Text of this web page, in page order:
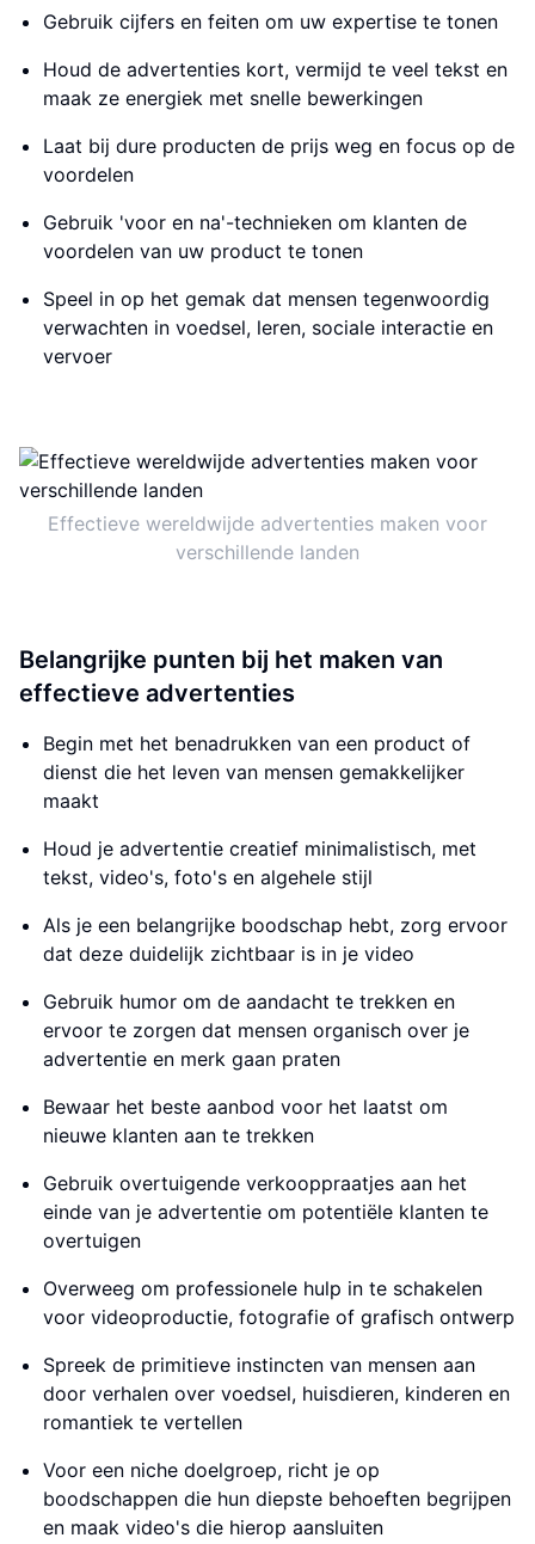
Gebruik cijfers en feiten om uw expertise te tonen
Houd de advertenties kort, vermijd te veel tekst en
maak ze energiek met snelle bewerkingen
Laat bij dure producten de prijs weg en focus op de
voordelen
Gebruik 'voor en na'-technieken om klanten de
voordelen van uw product te tonen
Speel in op het gemak dat mensen tegenwoordig
verwachten in voedsel, leren, sociale interactie en
vervoer
Effectieve wereldwijde advertenties maken voor
verschillende landen
Belangrijke punten bij het maken van
effectieve advertenties
Begin met het benadrukken van een product of
dienst die het leven van mensen gemakkelijker
maakt
Houd je advertentie creatief minimalistisch, met
tekst, video's, foto's en algehele stijl
Als je een belangrijke boodschap hebt, zorg ervoor
dat deze duidelijk zichtbaar is in je video
Gebruik humor om de aandacht te trekken en
ervoor te zorgen dat mensen organisch over je
advertentie en merk gaan praten
Bewaar het beste aanbod voor het laatst om
nieuwe klanten aan te trekken
Gebruik overtuigende verkooppraatjes aan het
einde van je advertentie om potentiële klanten te
overtuigen
Overweeg om professionele hulp in te schakelen
voor videoproductie, fotografie of grafisch ontwerp
Spreek de primitieve instincten van mensen aan
door verhalen over voedsel, huisdieren, kinderen en
romantiek te vertellen
Voor een niche doelgroep, richt je op
boodschappen die hun diepste behoeften begrijpen
en maak video's die hierop aansluiten